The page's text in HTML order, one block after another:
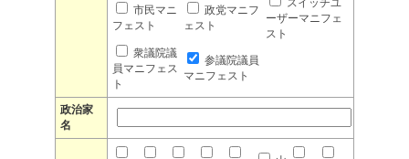
市民マニ
フェスト
政党マニフ
ェスト
スイッチユ
ーザーマニフェ
スト
衆議院議
員マニフェス
ト
参議院議員
マニフェスト
政治家
名